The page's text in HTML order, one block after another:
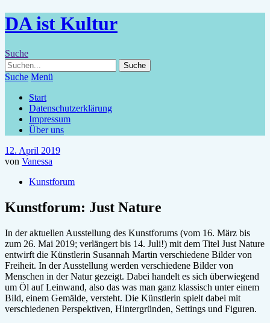
DA ist Kultur
Suche
Suche Menü
Start
Datenschutzerklärung
Impressum
Über uns
12. April 2019
von Vanessa
Kunstforum
Kunstforum: Just Nature
In der aktuellen Ausstellung des Kunstforums (vom 16. März bis
zum 26. Mai 2019; verlängert bis 14. Juli!) mit dem Titel Just Nature
entwirft die Künstlerin Susannah Martin verschiedene Bilder von
Freiheit. In der Ausstellung werden verschiedene Bilder von
Menschen in der Natur gezeigt. Dabei handelt es sich überwiegend
um Öl auf Leinwand, also das was man ganz klassisch unter einem
Bild, einem Gemälde, versteht. Die Künstlerin spielt dabei mit
verschiedenen Perspektiven, Hintergründen, Settings und Figuren.